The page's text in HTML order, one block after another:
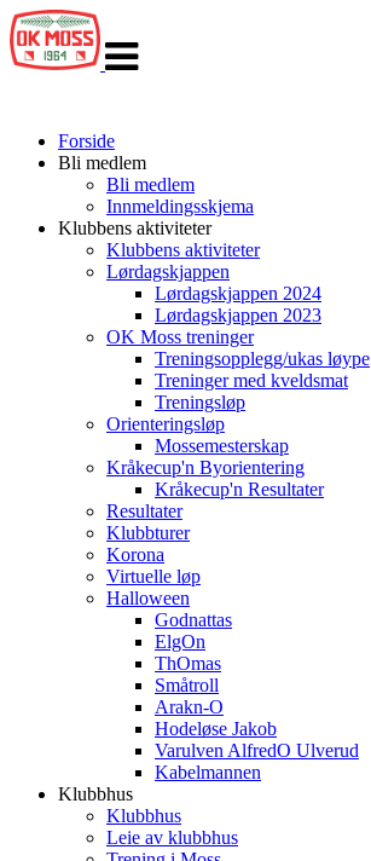
navigasjon
Forside
Bli medlem
Bli medlem
Innmeldingsskjema
Klubbens aktiviteter
Klubbens aktiviteter
Lørdagskjappen
Lørdagskjappen 2024
Lørdagskjappen 2023
OK Moss treninger
Treningsopplegg/ukas løype
Treninger med kveldsmat
Treningsløp
Orienteringsløp
Mossemesterskap
Kråkecup'n Byorientering
Kråkecup'n Resultater
Resultater
Klubbturer
Korona
Virtuelle løp
Halloween
Godnattas
ElgOn
ThOmas
Småtroll
Arakn-O
Hodeløse Jakob
Varulven AlfredO Ulverud
Kabelmannen
Klubbhus
Klubbhus
Leie av klubbhus